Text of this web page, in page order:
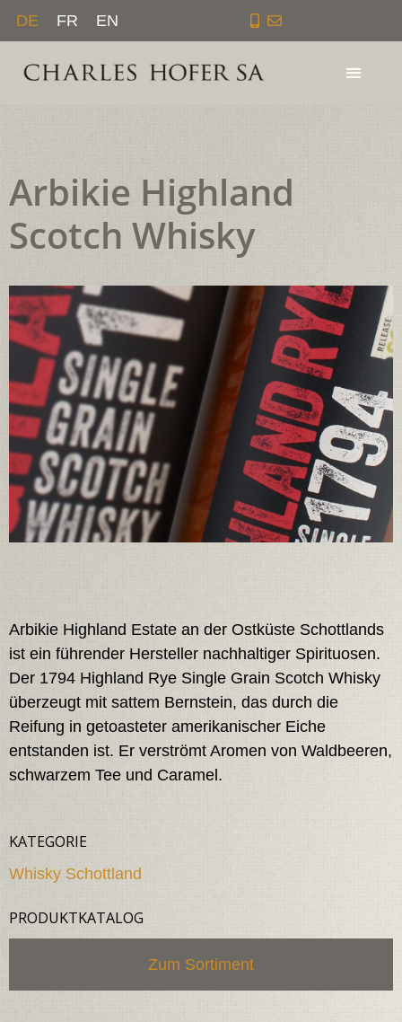
Zum
springen
DE FR EN
Arbikie Highland
Scotch Whisky
Arbikie Highland Estate an der Ostküste Schottlands
ist ein führender Hersteller nachhaltiger Spirituosen.
Der 1794 Highland Rye Single Grain Scotch Whisky
überzeugt mit sattem Bernstein, das durch die
Reifung in getoasteter amerikanischer Eiche
entstanden ist. Er verströmt Aromen von Waldbeeren,
schwarzem Tee und Caramel.
KATEGORIE
Whisky Schottland
PRODUKTKATALOG
Zum Sortiment